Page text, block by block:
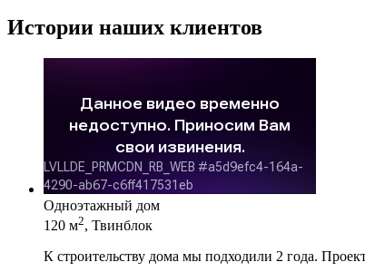
Истории наших клиентов
Одноэтажный дом
120 м2, Твинблок
К строительству дома мы подходили 2 года.